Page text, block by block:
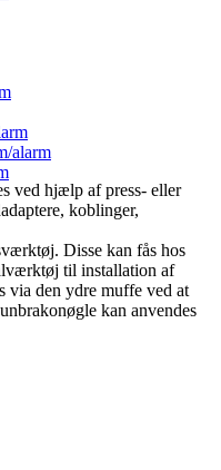
alarm
ved hjælp af press- eller
koblinger,
Disse kan fås hos
til installation af
via den ydre muffe ved at
kan anvendes